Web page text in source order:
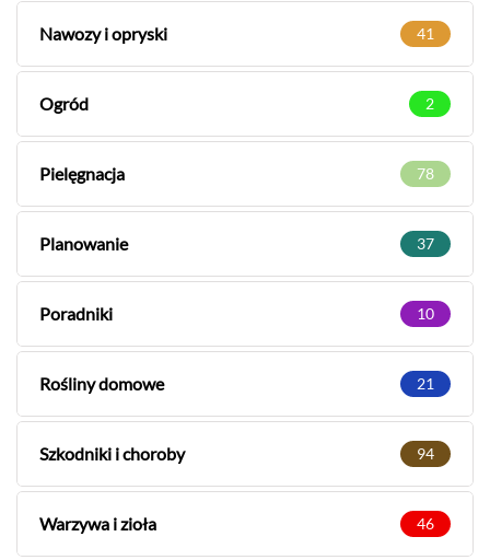
Nawozy i opryski 41
Ogród 2
Pielęgnacja 78
Planowanie 37
Poradniki 10
Rośliny domowe 21
Szkodniki i choroby 94
Warzywa i zioła 46